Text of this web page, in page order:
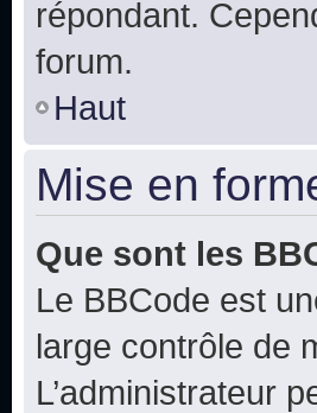
répondant.
forum.
Haut
Mise en
Que sont les
Le BBCode est
large contrôle de
L’administrateur